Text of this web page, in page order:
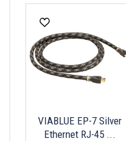
VIABLUE EP-7 Silver
Ethernet RJ-45 ...